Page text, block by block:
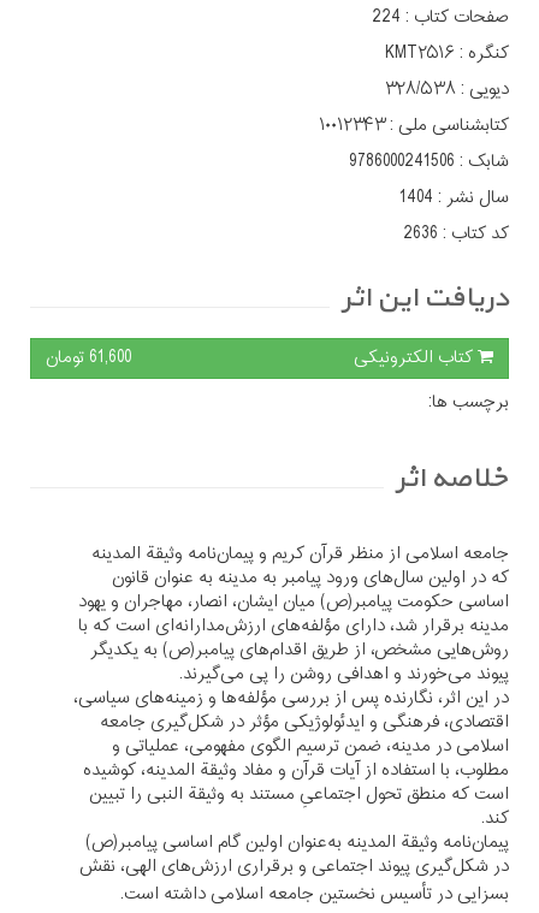
صفحات کتاب : 224
کنگره : KMT۲۵۱۶‬‬
دیویی :
کتابشناسی ملی :۱۰۰۱۲۳۴۳
شابک : 9786000241506
سال نشر : 1404
کد کتاب : 2636
دریافت این اثر
کتاب الکترونیکی
61,600 تومان
برچسب ها:
خلاصه اثر
جامعه اسلامی از منظر قرآن کریم و پیمان‌نامه وثیقة المدینه
که در اولین سال‌های ورود پیامبر به مدینه به‌ عنوان قانون
اساسی حکومت پیامبر(ص) میان ایشان، انصار، مهاجران و یهود
مدینه برقرار شد، دارای مؤلفه‌های ارزش‌مدارانه‌ای است که با
روش‌هایی مشخص، از طریق اقدام‌های پیامبر(ص) به یکدیگر
پیوند می‌خورند و اهدافی روشن را پی می‌گیرند.
در این اثر، نگارنده پس از بررسی مؤلفه‌ها و زمینه‌های سیاسی،
اقتصادی، فرهنگی و ایدئولوژیکی مؤثر در شکل‌گیری جامعه
اسلامی در مدینه، ضمن ترسیم الگوی مفهومی، عملیاتی و
مطلوب، با استفاده از آیات قرآن و مفاد وثیقة ‌المدینه، کوشیده
است که منطق تحول اجتماعیِ مستند به وثیقة النبی را تبیین
کند.
پیمان‌نامه وثیقة المدینه به‌عنوان اولین گام اساسی پیامبر(ص)
در شکل‌گیری پیوند اجتماعی و برقراری ارزش‌های الهی، نقش
بسزایی در تأسیس نخستین جامعه اسلامی داشته است.